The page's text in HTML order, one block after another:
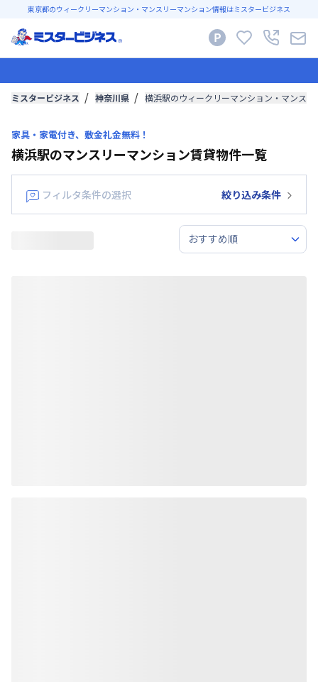
東京都のウィークリーマンション・マンスリーマンション情報はミスタービジネス
ミスタービジネス 神奈川県 横浜駅のウィークリーマンション・マンス
家具・家電付き、敷金礼金無料！
横浜駅のマンスリーマンション賃貸物件一覧
フィルタ条件の選択 絞り込み条件